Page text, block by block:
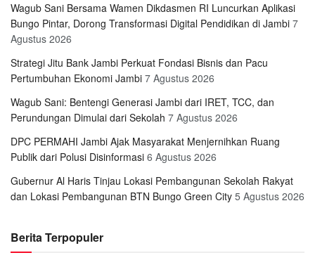
Wagub Sani Bersama Wamen Dikdasmen RI Luncurkan Aplikasi
Bungo Pintar, Dorong Transformasi Digital Pendidikan di Jambi 7
Agustus 2026
Strategi Jitu Bank Jambi Perkuat Fondasi Bisnis dan Pacu
Pertumbuhan Ekonomi Jambi 7 Agustus 2026
Wagub Sani: Bentengi Generasi Jambi dari IRET, TCC, dan
Perundungan Dimulai dari Sekolah 7 Agustus 2026
DPC PERMAHI Jambi Ajak Masyarakat Menjernihkan Ruang
Publik dari Polusi Disinformasi 6 Agustus 2026
Gubernur Al Haris Tinjau Lokasi Pembangunan Sekolah Rakyat
dan Lokasi Pembangunan BTN Bungo Green City 5 Agustus 2026
Berita Terpopuler